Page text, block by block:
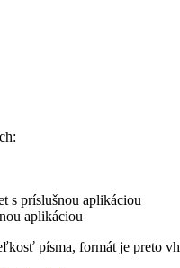
s príslušnou aplikáciou
aplikáciou
písma, formát je preto